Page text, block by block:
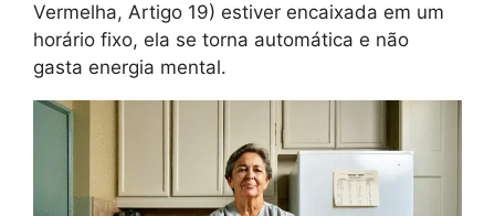
Vermelha, Artigo 19) estiver encaixada em um
horário fixo, ela se torna automática e não
gasta energia mental.